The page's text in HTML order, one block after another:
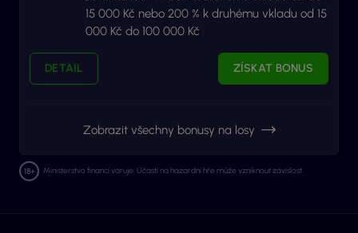
15 000 Kč nebo 200 % k druhému vkladu od 15
000 Kč do 100 000 Kč
DETAIL ZÍSKAT BONUS
Zobrazit všechny bonusy na losy
Ministerstvo financí varuje: Účastí na hazardní hře může vzniknout závislost.